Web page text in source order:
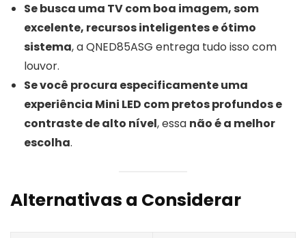
Se busca uma TV com boa imagem, som
excelente, recursos inteligentes e ótimo
sistema, a QNED85ASG entrega tudo isso com
louvor.
Se você procura especificamente uma
experiência Mini LED com pretos profundos e
contraste de alto nível, essa não é a melhor
escolha.
Alternativas a Considerar